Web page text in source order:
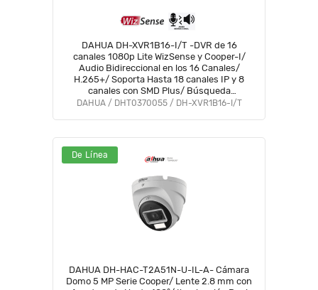
DAHUA DH-XVR1B16-I/T -DVR de 16
canales 1080p Lite WizSense y Cooper-I/
Audio Bidireccional en los 16 Canales/
H.265+/ Soporta Hasta 18 canales IP y 8
canales con SMD Plus/ Búsqueda
Inteligente Personas y Vehículos/
DAHUA / DHT0370055 / DH-XVR1B16-I/T
De Línea
DAHUA DH-HAC-T2A51N-U-IL-A- Cámara
Domo 5 MP Serie Cooper/ Lente 2.8 mm con